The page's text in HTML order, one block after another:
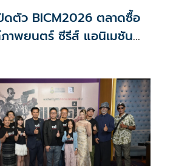
ดตัว BICM2026 ตลาดซื้อ
าพยนตร์ ซีรีส์ แอนิเมชัน